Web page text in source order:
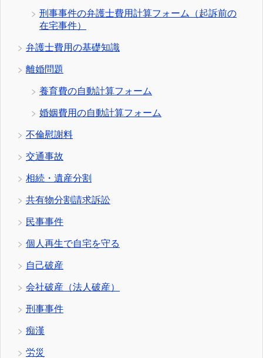
刑事事件の弁護士費用計算フォーム（起訴前の
在宅事件）
弁護士費用の基礎知識
離婚問題
養育費の自動計算フォーム
婚姻費用の自動計算フォーム
不倫慰謝料
交通事故
相続・遺産分割
共有物分割請求訴訟
民事事件
個人再生で自宅を守る
自己破産
会社破産（法人破産）
刑事事件
痴漢
労災